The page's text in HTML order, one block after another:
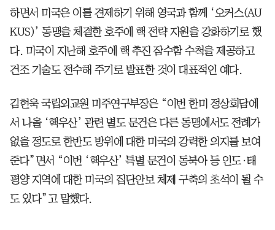
하면서 미국은 이를 견제하기 위해 영국과 함께 ‘오커스(AU
KUS)’ 동맹을 체결한 호주에 핵 전략 지원을 강화하기로 했
다. 미국이 지난해 호주에 핵 추진 잠수함 수척을 제공하고
건조 기술도 전수해 주기로 발표한 것이 대표적인 예다.
김현욱 국립외교원 미주연구부장은 “이번 한미 정상회담에
서 나올 ‘핵우산’ 관련 별도 문건은 다른 동맹에서도 전례가
없을 정도로 한반도 방위에 대한 미국의 강력한 의지를 보여
준다”면서 “이번 ‘핵우산’ 특별 문건이 동북아 등 인도·태
평양 지역에 대한 미국의 집단안보 체제 구축의 초석이 될 수
도 있다”고 말했다.